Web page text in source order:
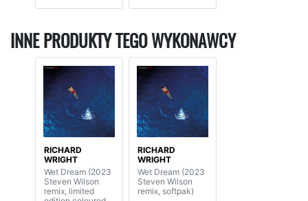
INNE PRODUKTY TEGO WYKONAWCY
RICHARD
WRIGHT
Wet Dream (2023
Steven Wilson
remix, limited
RICHARD
WRIGHT
Wet Dream (2023
Steven Wilson
remix, softpak)